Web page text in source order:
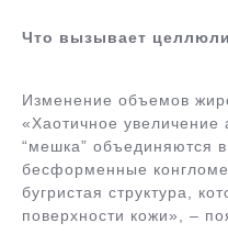
Что вызывает
Изменение объемов
«Хаотичное увеличение
“мешка” объединяются
бесформенные
бугристая структура,
поверхности кожи», –